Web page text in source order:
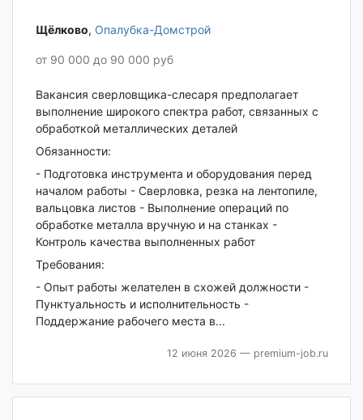
Щёлково‎, Опалубка-Домстрой
от 90 000 до 90 000 руб
Вакансия сверловщика-слесаря предполагает
выполнение широкого спектра работ, связанных с
обработкой металлических деталей
Обязанности:
- Подготовка инструмента и оборудования перед
началом работы - Сверловка, резка на лентопиле,
вальцовка листов - Выполнение операций по
обработке металла вручную и на станках -
Контроль качества выполненных работ
Требования:
- Опыт работы желателен в схожей должности -
Пунктуальность и исполнительность -
Поддержание рабочего места в...
12 июня 2026 — premium-job.ru